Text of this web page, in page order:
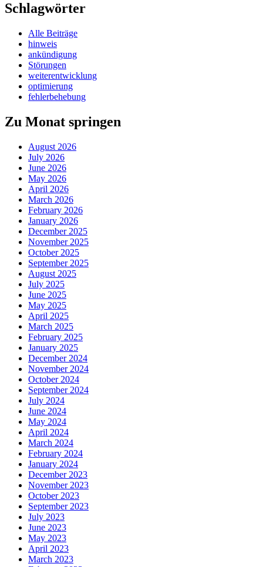
Schlagwörter
Alle Beiträge
hinweis
ankündigung
Störungen
weiterentwicklung
optimierung
fehlerbehebung
Zu Monat springen
August 2026
July 2026
June 2026
May 2026
April 2026
March 2026
February 2026
January 2026
December 2025
November 2025
October 2025
September 2025
August 2025
July 2025
June 2025
May 2025
April 2025
March 2025
February 2025
January 2025
December 2024
November 2024
October 2024
September 2024
July 2024
June 2024
May 2024
April 2024
March 2024
February 2024
January 2024
December 2023
November 2023
October 2023
September 2023
July 2023
June 2023
May 2023
April 2023
March 2023